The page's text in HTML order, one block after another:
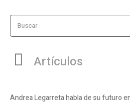
Buscar
Artículos
Andrea Legarreta habla de su futuro